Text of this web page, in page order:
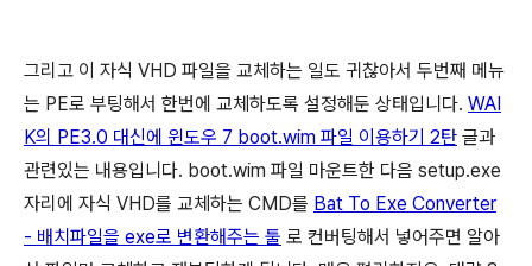
그리고 이 자식 VHD 파일을 교체하는 일도 귀찮아서 두번째 메뉴
는 PE로 부팅해서 한번에 교체하도록 설정해둔 상태입니다. WAI
K의 PE3.0 대신에 윈도우 7 boot.wim 파일 이용하기 2탄 글과
관련있는 내용입니다. boot.wim 파일 마운트한 다음 setup.exe
자리에 자식 VHD를 교체하는 CMD를 Bat To Exe Converter
- 배치파일을 exe로 변환해주는 툴 로 컨버팅해서 넣어주면 알아